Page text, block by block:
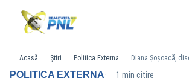
Acasă Știri Politica Externa
POLITICA EXTERNA· 1 min citire